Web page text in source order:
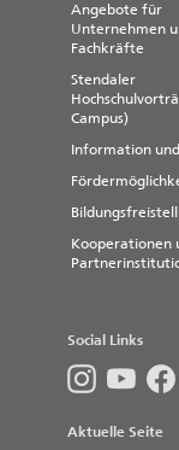
Angebote für
Unternehmen
Fachkräfte
Stendaler
Campus)
Information
Kooperationen
Social Links
Aktuelle Seite